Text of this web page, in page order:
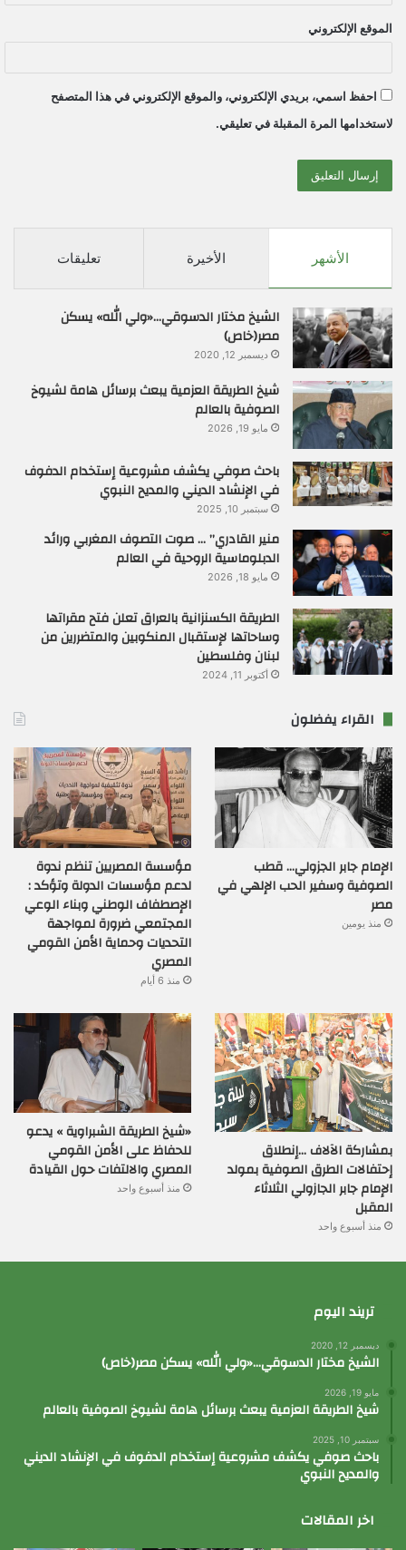
الموقع الإلكتروني
احفظ اسمي، بريدي الإلكتروني، والموقع الإلكتروني في هذا المتصفح
لاستخدامها المرة المقبلة في تعليقي.
الأشهر الأخيرة تعليقات
الشيخ مختار الدسوقي…«ولي الله» يسكن
مصر(خاص)
ديسمبر 12, 2020
شيخ الطريقة العزمية يبعث برسائل هامة لشيوخ
الصوفية بالعالم
مايو 19, 2026
باحث صوفي يكشف مشروعية إستخدام الدفوف
في الإنشاد الديني والمديح النبوي
سبتمبر 10, 2025
منير القادري” … صوت التصوف المغربي ورائد
الدبلوماسية الروحية في العالم
مايو 18, 2026
الطريقة الكسنزانية بالعراق تعلن فتح مقراتها
وساحاتها لإستقبال المنكوبين والمتضررين من
لبنان وفلسطين
أكتوبر 11, 2024
القراء يفضلون
الإمام جابر الجزولي… قطب
الصوفية وسفير الحب الإلهي في
مصر
منذ يومين
مؤسسة المصريين تنظم ندوة
لدعم مؤسسات الدولة وتؤكد :
الإصطفاف الوطني وبناء الوعي
المجتمعي ضرورة لمواجهة
التحديات وحماية الأمن القومي
المصري
منذ 6 أيام
بمشاركة الآلاف …إنطلاق
إحتفالات الطرق الصوفية بمولد
الإمام جابر الجازولي الثلاثاء
المقبل
منذ أسبوع واحد
«شيخ الطريقة الشبراوية » يدعو
للحفاظ على الأمن القومي
المصري والالتفات حول القيادة
منذ أسبوع واحد
تريند اليوم
ديسمبر 12, 2020
الشيخ مختار الدسوقي…«ولي الله» يسكن مصر(خاص)
مايو 19, 2026
شيخ الطريقة العزمية يبعث برسائل هامة لشيوخ الصوفية بالعالم
سبتمبر 10, 2025
باحث صوفي يكشف مشروعية إستخدام الدفوف في الإنشاد الديني
والمديح النبوي
اخر المقالات